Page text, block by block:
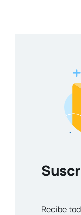
Reci­be